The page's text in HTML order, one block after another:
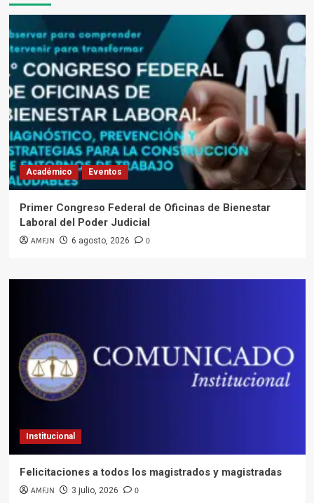
Académico Eventos
Primer Congreso Federal de Oficinas de Bienestar
Laboral del Poder Judicial
AMFJN 6 agosto, 2026 0
Institucional
Felicitaciones a todos los magistrados y magistradas
AMFJN 3 julio, 2026 0